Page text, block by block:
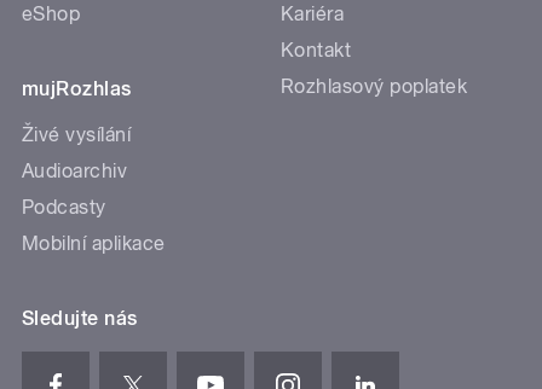
eShop
mujRozhlas
Živé vysílání
Audioarchiv
Podcasty
Mobilní aplikace
Kariéra
Kontakt
Rozhlasový poplatek
Sledujte nás